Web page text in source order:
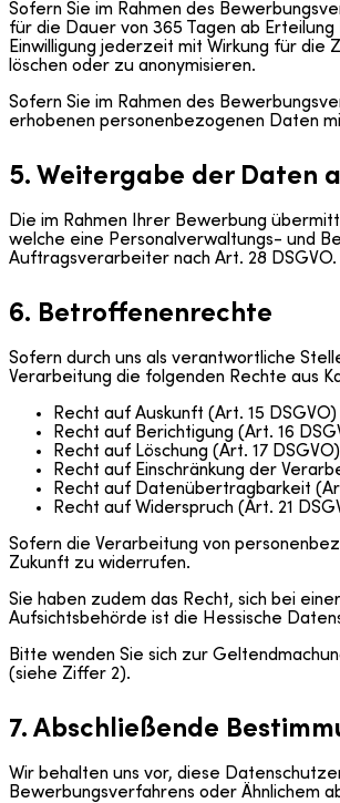
Sofern Sie im Rahmen des
für die Dauer von 365 Tagen ab
Einwilligung jederzeit mit Wirkung für die
löschen oder zu anonymisieren.
Sofern Sie im Rahmen des
erhobenen personenbezogenen Daten
5. Weitergabe der Daten
Die im Rahmen Ihrer Bewerbung
welche eine Personalverwaltungs- und
Auftragsverarbeiter nach Art. 28
6. Betroffenenrechte
Sofern durch uns als verantwortliche
Verarbeitung die folgenden Rechte aus
Recht auf Auskunft (Art. 15 DSGVO)
Recht auf Berichtigung (Art. 16
Recht auf Löschung (Art. 17 DSGVO)
Recht auf Einschränkung der
Recht auf Datenübertragbarkeit
Recht auf Widerspruch (Art. 21
Sofern die Verarbeitung von
Zukunft zu widerrufen.
Sie haben zudem das Recht, sich bei
Aufsichtsbehörde ist die Hessische
Bitte wenden Sie sich zur
(siehe Ziffer 2).
7. Abschließende
Wir behalten uns vor, diese
Bewerbungsverfahrens oder Ähnlichem